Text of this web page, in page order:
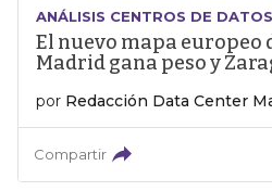
ANÁLISIS CENTROS DE DATOS
El nuevo mapa europeo
Madrid gana peso y
por Redacción Data Center
Compartir